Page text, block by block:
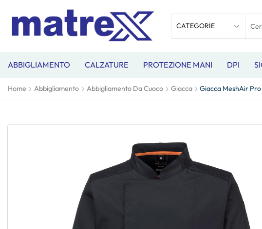
ABBIGLIAMENTO CALZATURE PROTEZIONE MANI DPI
Home Abbigliamento Abbigliamento Da Cuoco Giacca Giacca MeshAir